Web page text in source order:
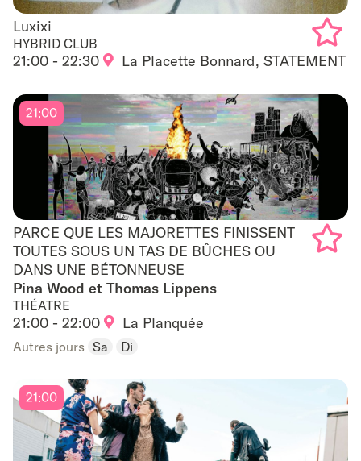
Luxixi
Luxixi
HYBRID CLUB
21:00 - 22:30 La Placette Bonnard, STATEMENT
Add
to
PARCE QUE LES MAJORETTES FINISSENT
TOUTES SOUS UN TAS DE BÛCHES OU DANS
UNE BÉTONNEUSE
PARCE QUE LES MAJORETTES FINISSENT
TOUTES SOUS UN TAS DE BÛCHES OU
DANS UNE BÉTONNEUSE
Pina Wood et Thomas Lippens
THÉATRE
21:00 - 22:00 La Planquée
21:00
Autres jours Sa Di
21:00